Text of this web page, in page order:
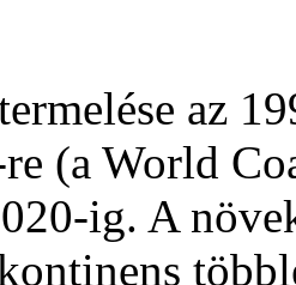
az
(a World
ig. A